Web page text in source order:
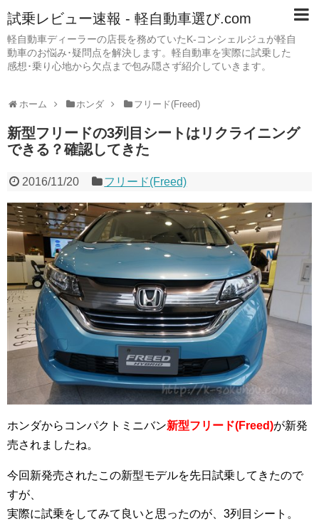
試乗レビュー速報 - 軽自動車選び.com
軽自動車ディーラーの店長を務めていたK-コンシェルジュが軽自
動車のお悩み･疑問点を解決します。軽自動車を実際に試乗した
感想･乗り心地から欠点まで包み隠さず紹介していきます。
ホーム ホンダ フリード(Freed)
新型フリードの3列目シートはリクライニング
できる？確認してきた
2016/11/20 フリード(Freed)
ホンダからコンパクトミニバン新型フリード(Freed)が新発
売されましたね。
今回新発売されたこの新型モデルを先日試乗してきたので
すが、
実際に試乗をしてみて良いと思ったのが、3列目シート。